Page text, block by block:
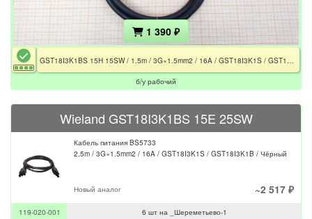
1 390 ₽
б/у рабочий
Wieland GST18I3K1BS 15E 25SW
Кабель питания BS5733
2.5m / 3G×1.5mm2 / 16A / GST18I3K1S / GST18I3K1B / Чёрный
Новый аналог ~2 517 ₽
119-020-001
6 шт на _Шереметьево-1